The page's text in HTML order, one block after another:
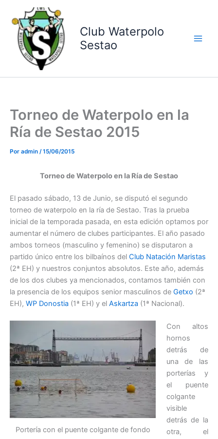
contenido
Club Waterpolo
Sestao
Torneo de Waterpolo en la
Ría de Sestao 2015
Por admin /15/06/2015
Torneo de Waterpolo en la Ría de Sestao
El pasado sábado, 13 de Junio, se disputó el segundo
torneo de waterpolo en la ría de Sestao. Tras la prueba
inicial de la temporada pasada, en esta edición optamos por
aumentar el número de clubes participantes. El año pasado
ambos torneos (masculino y femenino) se disputaron a
partido único entre los bilbaínos del Club Natación Maristas
(2ª EH) y nuestros conjuntos absolutos. Este año, además
de los dos clubes ya mencionados, contamos también con
la presencia de los equipos senior masculinos de Getxo (2ª
EH), WP Donostia (1ª EH) y el Askartza (1ª Nacional).
Portería con el puente colgante de fondo
Con altos
hornos
detrás de
una de las
porterías y
el puente
colgante
visible
detrás de la
otra, el